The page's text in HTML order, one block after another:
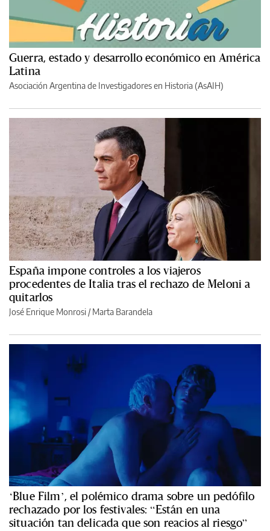
Guerra, estado y desarrollo económico en América
Latina
Asociación Argentina de Investigadores en Historia (AsAIH)
España impone controles a los viajeros
procedentes de Italia tras el rechazo de Meloni a
quitarlos
José Enrique Monrosi / Marta Barandela
‘Blue Film’, el polémico drama sobre un pedófilo
rechazado por los festivales: “Están en una
situación tan delicada que son reacios al riesgo”